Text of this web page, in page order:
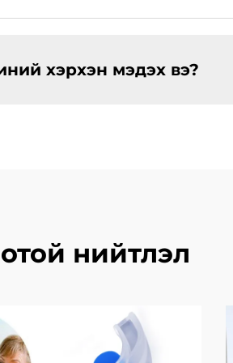
хэрхэн мэдэх вэ?
нийтлэл